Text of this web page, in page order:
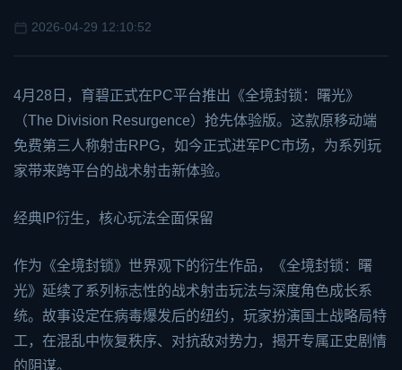
2026-04-29 12:10:52
4月28日，育碧正式在PC平台推出《全境封锁：曙光》
（The Division Resurgence）抢先体验版。这款原移动端
免费第三人称射击RPG，如今正式进军PC市场，为系列玩
家带来跨平台的战术射击新体验。
经典IP衍生，核心玩法全面保留
作为《全境封锁》世界观下的衍生作品，《全境封锁：曙
光》延续了系列标志性的战术射击玩法与深度角色成长系
统。故事设定在病毒爆发后的纽约，玩家扮演国土战略局特
工，在混乱中恢复秩序、对抗敌对势力，揭开专属正史剧情
的阴谋。